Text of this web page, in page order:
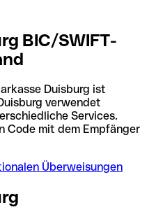
BIC/SWIFT-
Duisburg ist
verwendet
Services.
Code mit dem Empfänger
Überweisungen